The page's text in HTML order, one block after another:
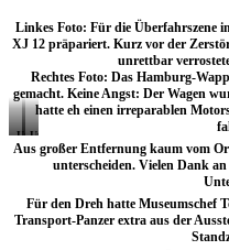
Linkes Foto: Für die Überfahrszene
XJ 12 präpariert. Kurz vor der
unrettbar
Rechtes Foto: Das Hamburg-
gemacht. Keine Angst: Der Wagen
hatte eh einen irreparablen
Unicode
Unicode
Aus großer Entfernung kaum vom
unterscheiden. Vielen Dank
Für den Dreh hatte Museumschef
Transport-Panzer extra aus der